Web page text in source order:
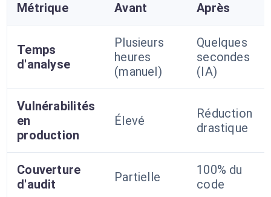
Métrique Avant Après
Temps
d'analyse
Plusieurs
heures
(manuel)
Quelques
secondes
(IA)
Vulnérabilités
en
production
Élevé
Réduction
drastique
Couverture
d'audit
Partielle
100% du
code